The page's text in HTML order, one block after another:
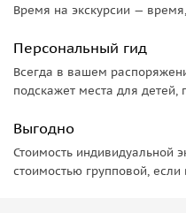
Время на экскурсии —
Персональный гид
Всегда в вашем
подскажет места для детей,
Выгодно
Стоимость индивидуальной
стоимостью групповой,